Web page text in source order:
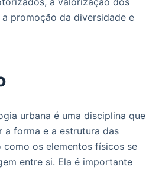
promoção da diversidade e
urbana é uma disciplina que
a forma e a estrutura das
como os elementos físicos se
entre si. Ela é importante